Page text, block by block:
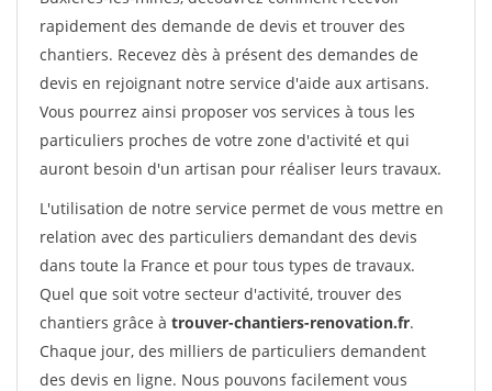
rapidement des demande de devis et trouver des
chantiers. Recevez dès à présent des demandes de
devis en rejoignant notre service d'aide aux artisans.
Vous pourrez ainsi proposer vos services à tous les
particuliers proches de votre zone d'activité et qui
auront besoin d'un artisan pour réaliser leurs travaux.
L'utilisation de notre service permet de vous mettre en
relation avec des particuliers demandant des devis
dans toute la France et pour tous types de travaux.
Quel que soit votre secteur d'activité, trouver des
chantiers grâce à trouver-chantiers-renovation.fr.
Chaque jour, des milliers de particuliers demandent
des devis en ligne. Nous pouvons facilement vous